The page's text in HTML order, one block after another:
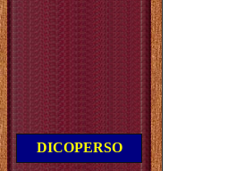
DICOPERSO